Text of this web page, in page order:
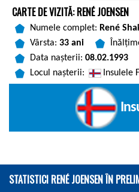
CARTE DE VIZITĂ: RENÉ JOENSEN
Numele complet: René
Vârsta: 33 ani
Data nașterii: 08.02.1993
Locul nașterii:
Insulele
STATISTICI RENÉ JOENSEN ÎN